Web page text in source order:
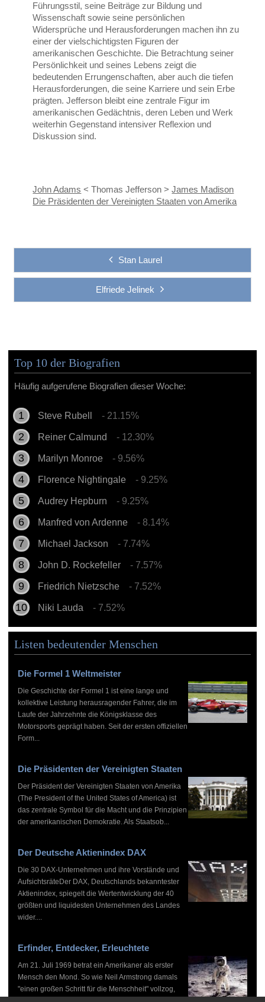
Führungsstil, seine Beiträge zur Bildung und
Wissenschaft sowie seine persönlichen
Widersprüche und Herausforderungen machen ihn zu
einer der vielschichtigsten Figuren der
amerikanischen Geschichte. Die Betrachtung seiner
Persönlichkeit und seines Lebens zeigt die
bedeutenden Errungenschaften, aber auch die tiefen
Herausforderungen, die seine Karriere und sein Erbe
prägten. Jefferson bleibt eine zentrale Figur im
amerikanischen Gedächtnis, deren Leben und Werk
weiterhin Gegenstand intensiver Reflexion und
Diskussion sind.
John Adams < Thomas Jefferson >James Madison
Die Präsidenten der Vereinigten Staaten von Amerika
Stan Laurel
Elfriede Jelinek
Top 10 der Biografien
Häufig aufgerufene Biografien dieser Woche:
Steve Rubell - 21.15%
Reiner Calmund - 12.30%
Marilyn Monroe - 9.56%
Florence Nightingale - 9.25%
Audrey Hepburn - 9.25%
Manfred von Ardenne - 8.14%
Michael Jackson - 7.74%
John D. Rockefeller - 7.57%
Friedrich Nietzsche - 7.52%
Niki Lauda - 7.52%
Listen bedeutender Menschen
Die Formel 1 Weltmeister
Die Geschichte der Formel 1 ist eine lange und
kollektive Leistung herausragender Fahrer, die im
Laufe der Jahrzehnte die Königsklasse des
Motorsports geprägt haben. Seit der ersten offiziellen
Form...
Die Präsidenten der Vereinigten Staaten
Der Präsident der Vereinigten Staaten von Amerika
(The President of the United States of America) ist
das zentrale Symbol für die Macht und die Prinzipien
der amerikanischen Demokratie. Als Staatsob...
Der Deutsche Aktienindex DAX
Die 30 DAX-Unternehmen und ihre Vorstände und
AufsichtsräteDer DAX, Deutschlands bekanntester
Aktienindex, spiegelt die Wertentwicklung der 40
größten und liquidesten Unternehmen des Landes
wider....
Erfinder, Entdecker, Erleuchtete
Am 21. Juli 1969 betrat ein Amerikaner als erster
Mensch den Mond. So wie Neil Armstrong damals
"einen großen Schritt für die Menschheit" vollzog,